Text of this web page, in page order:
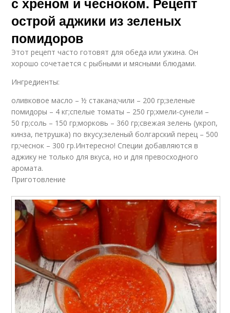
острой аджики из зеленых
помидоров
Этот рецепт часто готовят для обеда или ужина. Он
хорошо сочетается с рыбными и мясными блюдами.
Ингредиенты:
оливковое масло – ½ стакана;чили – 200 гр;зеленые
помидоры – 4 кг;спелые томаты – 250 гр;хмели-сунели –
50 гр;соль – 150 гр;морковь – 360 гр;свежая зелень (укроп,
кинза, петрушка) по вкусу;зеленый болгарский перец – 500
гр;чеснок – 300 гр.Интересно! Специи добавляются в
аджику не только для вкуса, но и для превосходного
аромата.
Приготовление